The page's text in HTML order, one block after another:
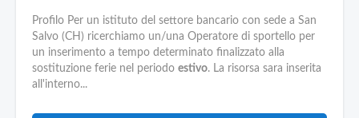
Profilo Per un istituto del settore bancario con sede a San
Salvo (CH) ricerchiamo un/una Operatore di sportello per
un inserimento a tempo determinato finalizzato alla
sostituzione ferie nel periodo estivo. La risorsa sara inserita
all'interno...